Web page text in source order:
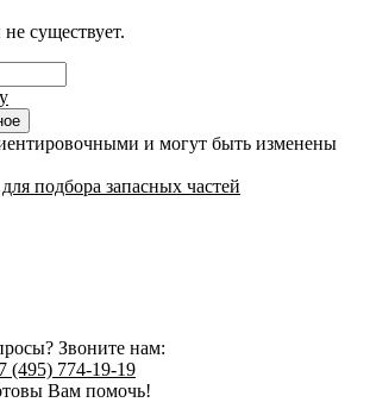
существует.
и могут быть изменены
подбора запасных частей
Звоните нам:
(495) 774-19-19
Вам помочь!